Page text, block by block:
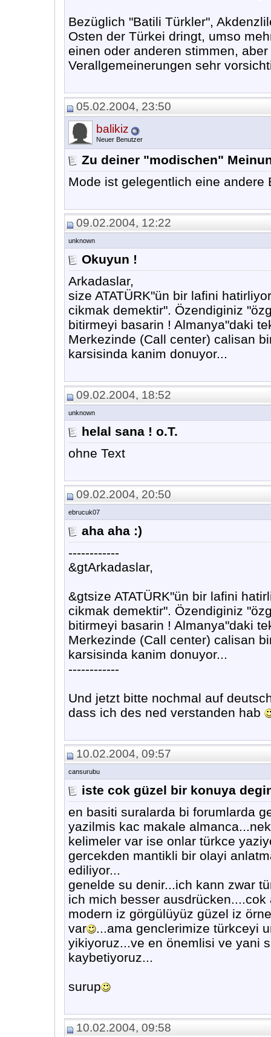
Bezüglich "Batili Türkler",
Osten der Türkei dringt, umso
einen oder anderen stimmen,
Verallgemeinerungen sehr
05.02.2004, 23:50
balikiz
Neuer Benutzer
Zu deiner "modischen"
Mode ist gelegentlich eine andere
09.02.2004, 12:22
unknown
Okuyun !
Arkadaslar,
size ATATÜRK"ün bir lafini
cikmak demektir". Özendiginiz
bitirmeyi basarin ! Almanya"daki
Merkezinde (Call center) calisan
karsisinda kanim donuyor...
09.02.2004, 18:52
unknown
helal sana ! o.T.
ohne Text
09.02.2004, 20:50
ebrucuk07
aha aha :)
------------
&gtArkadaslar,
&gtsize ATATÜRK"ün bir lafini
cikmak demektir". Özendiginiz
bitirmeyi basarin ! Almanya"daki
Merkezinde (Call center) calisan
karsisinda kanim donuyor...
------------
Und jetzt bitte nochmal auf
dass ich des ned verstanden hab
10.02.2004, 09:57
cansurubu
iste cok güzel bir konuya
en basiti suralarda bi forumlarda
yazilmis kac makale
kelimeler var ise onlar türkce
gercekden mantikli bir olayi
ediliyor...
genelde su denir...ich kann zwar
ich mich besser ausdrücken....cok
modern iz görgülüyüz güzel iz
var
...ama genclerimize türkceyi
yikiyoruz...ve en önemlisi ve yani
kaybetiyoruz...
surup
10.02.2004, 09:58